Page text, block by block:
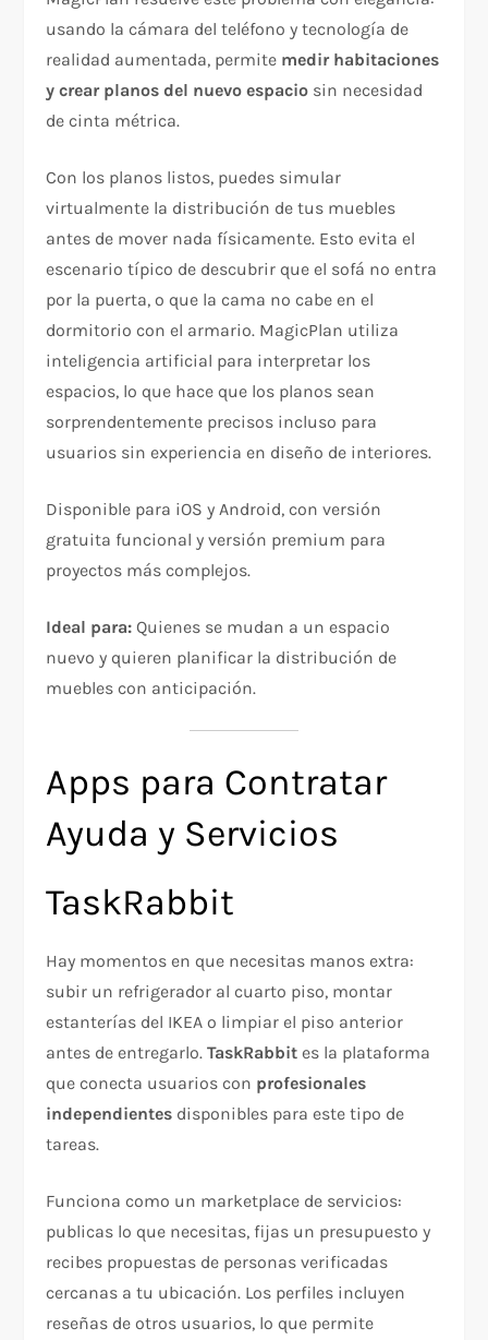
usando la cámara del teléfono y tecnología de
realidad aumentada, permite medir habitaciones
y crear planos del nuevo espacio sin necesidad
de cinta métrica.
Con los planos listos, puedes simular
virtualmente la distribución de tus muebles
antes de mover nada físicamente. Esto evita el
escenario típico de descubrir que el sofá no entra
por la puerta, o que la cama no cabe en el
dormitorio con el armario. MagicPlan utiliza
inteligencia artificial para interpretar los
espacios, lo que hace que los planos sean
sorprendentemente precisos incluso para
usuarios sin experiencia en diseño de interiores.
Disponible para iOS y Android, con versión
gratuita funcional y versión premium para
proyectos más complejos.
Ideal para: Quienes se mudan a un espacio
nuevo y quieren planificar la distribución de
muebles con anticipación.
Apps para Contratar
Ayuda y Servicios
TaskRabbit
Hay momentos en que necesitas manos extra:
subir un refrigerador al cuarto piso, montar
estanterías del IKEA o limpiar el piso anterior
antes de entregarlo.TaskRabbit es la plataforma
que conecta usuarios con profesionales
independientes disponibles para este tipo de
tareas.
Funciona como un marketplace de servicios:
publicas lo que necesitas, fijas un presupuesto y
recibes propuestas de personas verificadas
cercanas a tu ubicación. Los perfiles incluyen
reseñas de otros usuarios, lo que permite